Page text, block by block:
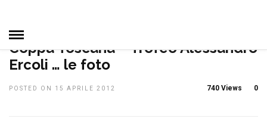
Coppa Toscana – Trofeo Alessandro
Ercoli … le foto
POSTED ON 15 APRILE 2012 0
740 Views